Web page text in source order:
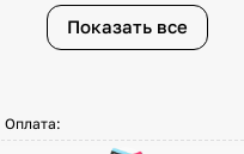
Показать все
Оплата: